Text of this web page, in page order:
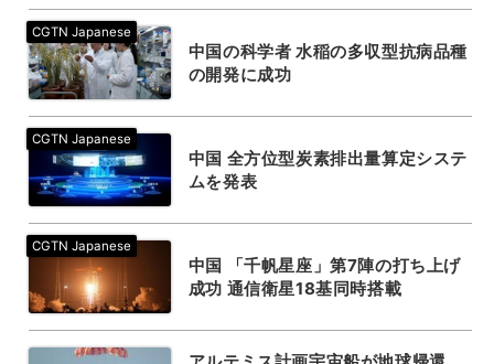
中国の科学者 水稲の多収型抗病品種
の開発に成功
中国 全方位型炭素排出量算定システ
ムを発表
中国 「千帆星座」第7陣の打ち上げ
成功 通信衛星18基同時搭載